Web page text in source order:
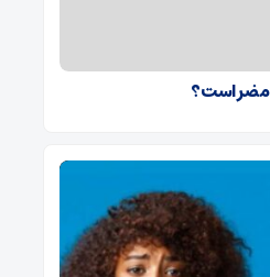
مضر است؟